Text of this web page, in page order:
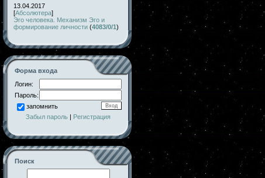
13.04.2017
[Абсолютера]
Эго человека. Механизм Эго и
формирование личности (4083/0/1)
Форма входа
Логин:
Пароль:
запомнить
Забыл пароль | Регистрация
Поиск